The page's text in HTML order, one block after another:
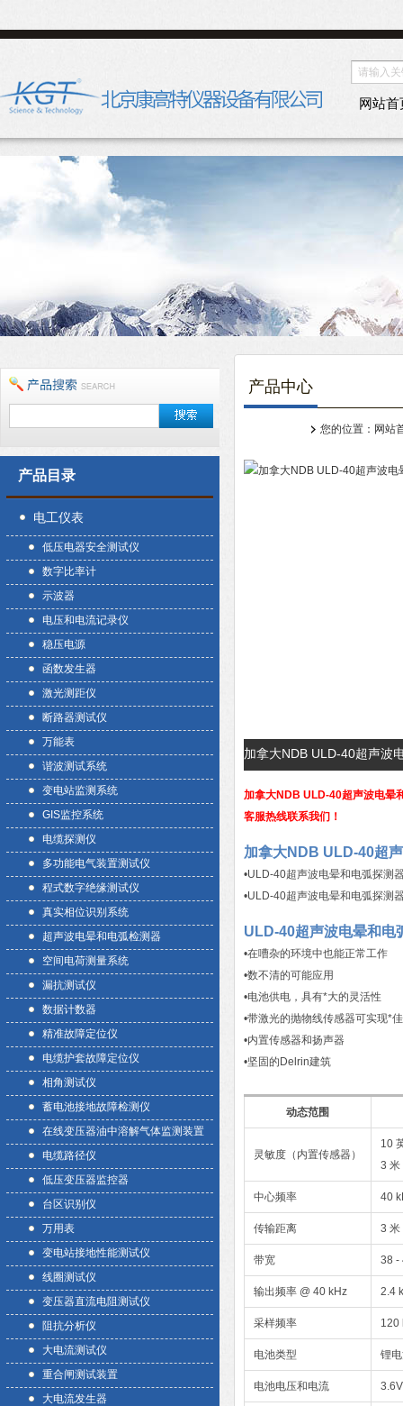
网站首
产品目录
电工仪表
低压电器安全测试仪
数字比率计
示波器
电压和电流记录仪
稳压电源
函数发生器
激光测距仪
断路器测试仪
万能表
谐波测试系统
变电站监测系统
GIS监控系统
电缆探测仪
多功能电气装置测试仪
程式数字绝缘测试仪
真实相位识别系统
超声波电晕和电弧检测器
空间电荷测量系统
漏抗测试仪
数据计数器
精准故障定位仪
电缆护套故障定位仪
相角测试仪
蓄电池接地故障检测仪
在线变压器油中溶解气体监测装置
电缆路径仪
低压变压器监控器
台区识别仪
万用表
变电站接地性能测试仪
线圈测试仪
变压器直流电阻测试仪
阻抗分析仪
大电流测试仪
重合闸测试装置
大电流发生器
产品中心
您的位置： 网站
加拿大NDB ULD-40超声波
加拿大NDB ULD-40超声波电晕
客服热线联系我们！
加拿大NDB ULD-40超
•ULD-40超声波电晕和电弧探测
•ULD-40超声波电晕和电弧探测
ULD-40超声波电晕和电
•在嘈杂的环境中也能正常工作
•数不清的可能应用
•电池供电，具有*大的灵活性
•带激光的抛物线传感器可实现*
•内置传感器和扬声器
•坚固的Delrin建筑
动态范围
灵敏度（内置传感器）
10
3 米
中心频率 40
传输距离 3 米
带宽 38 -
输出频率 @ 40 kHz 2.4
采样频率 120
电池类型 锂
电池电压和电流